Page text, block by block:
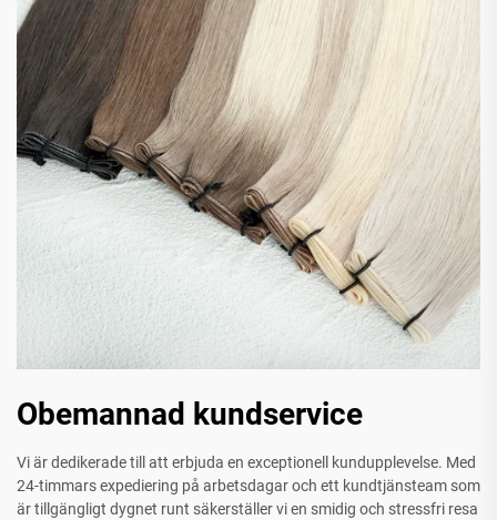
Obemannad kundservice
Vi är dedikerade till att erbjuda en exceptionell kundupplevelse. Med
24-timmars expediering på arbetsdagar och ett kundtjänsteam som
är tillgängligt dygnet runt säkerställer vi en smidig och stressfri resa